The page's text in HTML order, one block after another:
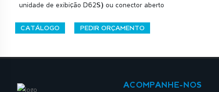
unidade de exibição D62S) ou conector aberto
CATÁLOGO PEDIR ORÇAMENTO
ACOMPANHE-NOS